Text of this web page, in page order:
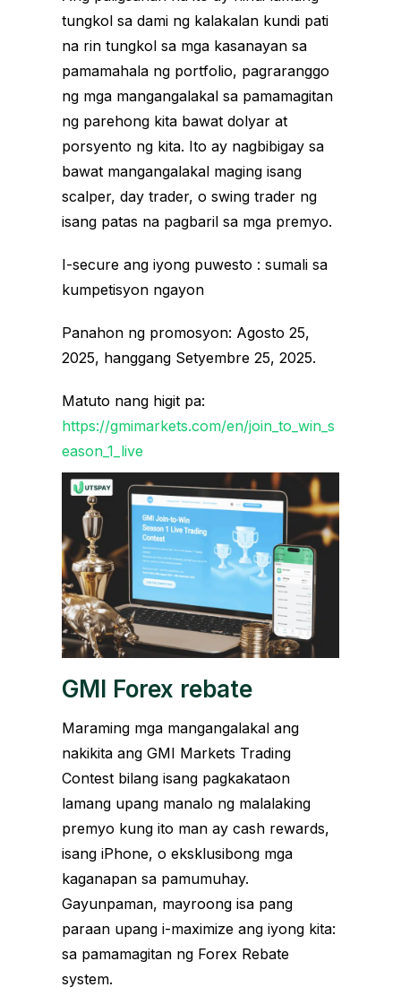
tungkol sa dami ng kalakalan kundi pati
na rin tungkol sa mga kasanayan sa
pamamahala ng portfolio, pagraranggo
ng mga mangangalakal sa pamamagitan
ng parehong kita bawat dolyar at
porsyento ng kita. Ito ay nagbibigay sa
bawat mangangalakal maging isang
scalper, day trader, o swing trader ng
isang patas na pagbaril sa mga premyo.
I-secure ang iyong puwesto : sumali sa
kumpetisyon ngayon
Panahon ng promosyon: Agosto 25,
2025, hanggang Setyembre 25, 2025.
Matuto nang higit pa:
https://gmimarkets.com/en/join_to_win_s
eason_1_live
GMI Forex rebate
Maraming mga mangangalakal ang
nakikita ang GMI Markets Trading
Contest bilang isang pagkakataon
lamang upang manalo ng malalaking
premyo kung ito man ay cash rewards,
isang iPhone, o eksklusibong mga
kaganapan sa pamumuhay.
Gayunpaman, mayroong isa pang
paraan upang i-maximize ang iyong kita:
sa pamamagitan ng Forex Rebate
system.